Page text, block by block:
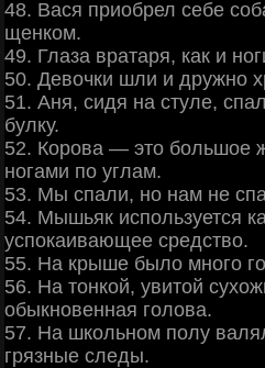
48. Вася приобрел себе
щенком.
49. Глаза вратаря, как и
50. Девочки шли и дружно
51. Аня, сидя на стуле,
булку.
52. Корова — это большое
ногами по углам.
53. Мы спали, но нам не
54. Мышьяк используется
успокаивающее средство.
55. На крыше было много
56. На тонкой, увитой
обыкновенная голова.
57. На школьном полу
грязные следы.